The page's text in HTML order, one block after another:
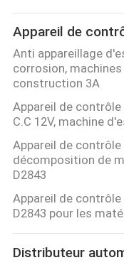
Appareil de
Anti appareillage
corrosion,
construction 3A
Appareil de
C.C 12V, machine
Appareil de
décomposition de
D2843
Appareil de
D2843 pour les
Distributeur